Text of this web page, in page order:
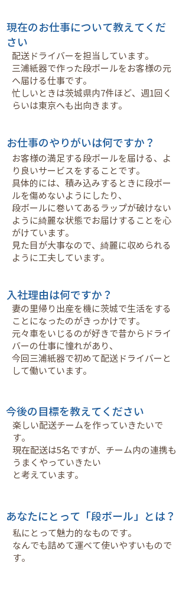
現在のお仕事について教えてくだ
さい
配送ドライバーを担当しています。
三浦紙器で作った段ボールをお客様の元
へ届ける仕事です。
忙しいときは茨城県内7件ほど、週1回く
らいは東京へも出向きます。
お仕事のやりがいは何ですか？
お客様の満足する段ボールを届ける、よ
り良いサービスをすることです。
具体的には、積み込みするときに段ボー
ルを傷めないようにしたり、
段ボールに巻いてあるラップが破けない
ように綺麗な状態でお届けすることを心
がけています。
見た目が大事なので、綺麗に収められる
ように工夫しています。
入社理由は何ですか？
妻の里帰り出産を機に茨城で生活をする
ことになったのがきっかけです。
元々車をいじるのが好きで昔からドライ
バーの仕事に憧れがあり、
今回三浦紙器で初めて配送ドライバーと
して働いています。
今後の目標を教えてください
楽しい配送チームを作っていきたいで
す。
現在配送は5名ですが、チーム内の連携も
うまくやっていきたい
と考えています。
あなたにとって「段ボール」とは？
私にとって魅力的なものです。
なんでも詰めて運べて使いやすいもので
す。